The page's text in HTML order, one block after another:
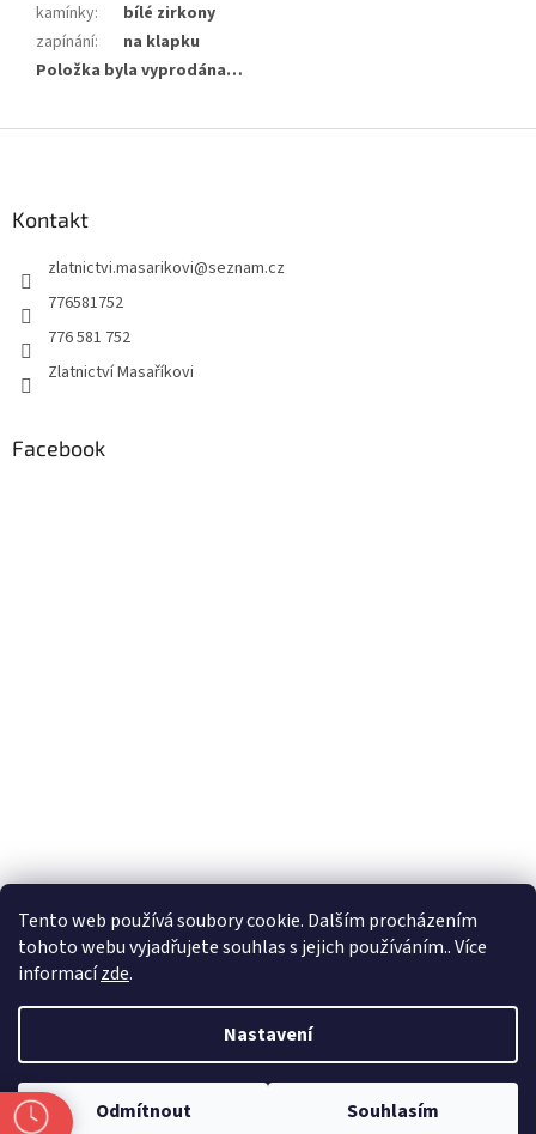
Tento web používá soubory cookie. Dalším procházením
tohoto webu vyjadřujete souhlas s jejich používáním.. Více
informacízde.
Nastavení
Odmítnout Souhlasím
kamínky:
bílé zirkony
zapínání:
na klapku
Položka byla vyprodána…
Kontakt
zlatnictvi.masarikovi@seznam.cz
776581752
776 581 752
Zlatnictví Masaříkovi
Facebook
Vytvořil Shoptet
Copyright 2026Zlatnictví Masaříkovi. Všechna práva vyhrazena.
Upravit nastavení cookies